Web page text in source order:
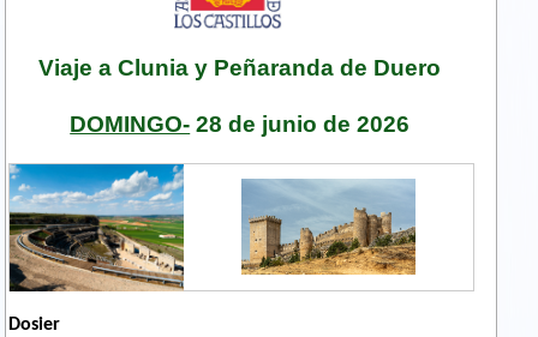
Viaje a Clunia y Peñaranda de Duero
DOMINGO- 28 de junio de 2026
clunia_burgos04.jpeg penaranda.jpg
Dosier